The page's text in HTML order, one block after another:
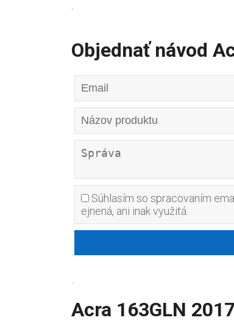
.
Objednať návod
Súhlasím so spracovaním
ejnená, ani inak využitá.
.
Acra 163GLN